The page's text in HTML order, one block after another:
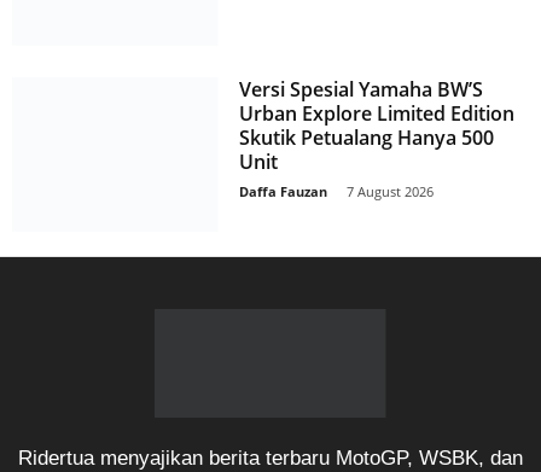
Versi Spesial Yamaha BW’S
Urban Explore Limited Edition
Skutik Petualang Hanya 500
Unit
Daffa Fauzan 7 August 2026
Ridertua menyajikan berita terbaru MotoGP, WSBK, dan